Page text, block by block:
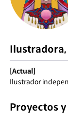
Ilustradora,
[Actual]
Ilustrador
Proyectos